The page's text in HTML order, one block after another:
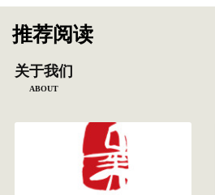
推荐阅读
关于我们
ABOUT